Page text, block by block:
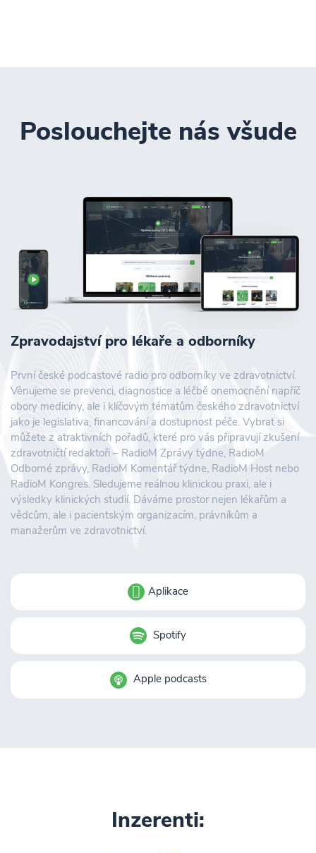
Poslouchejte nás všude
Zpravodajství pro lékaře a odborníky
První české podcastové radio pro odborníky ve zdravotnictví.
Věnujeme se prevenci, diagnostice a léčbě onemocnění napříč
obory medicíny, ale i klíčovým tématům českého zdravotnictví
jako je legislativa, financování a dostupnost péče. Vybrat si
můžete z atraktivních pořadů, které pro vás připravují zkušení
zdravotničtí redaktoři – RadioM Zprávy týdne, RadioM
Odborné zprávy, RadioM Komentář týdne, RadioM Host nebo
RadioM Kongres. Sledujeme reálnou klinickou praxi, ale i
výsledky klinických studií. Dáváme prostor nejen lékařům a
vědcům, ale i pacientským organizacím, právníkům a
manažerům ve zdravotnictví.
Aplikace
Spotify
Apple podcasts
Inzerenti: